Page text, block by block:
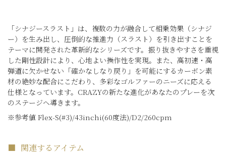
「シナジースラスト」は、複数の力が融合して相乗効果（シナジ
ー）を生み出し、圧倒的な推進力（スラスト）を引き出すことを
テーマに開発された革新的なシリーズです。振り抜きやすさを重視
した剛性設計により、心地よい操作性を実現。また、高初速・高
弾道に欠かせない「確かなしなり戻り」を可能にするカーボン素
材の絶妙な配合にこだわり、多彩なゴルファーのニーズに応える
仕様となっています。CRAZYの新たな進化があなたのプレーを次
のステージへ導きます。
※参考値 Flex-S(#3)/43inchi(60度法)/D2/260cpm
関連するアイテム